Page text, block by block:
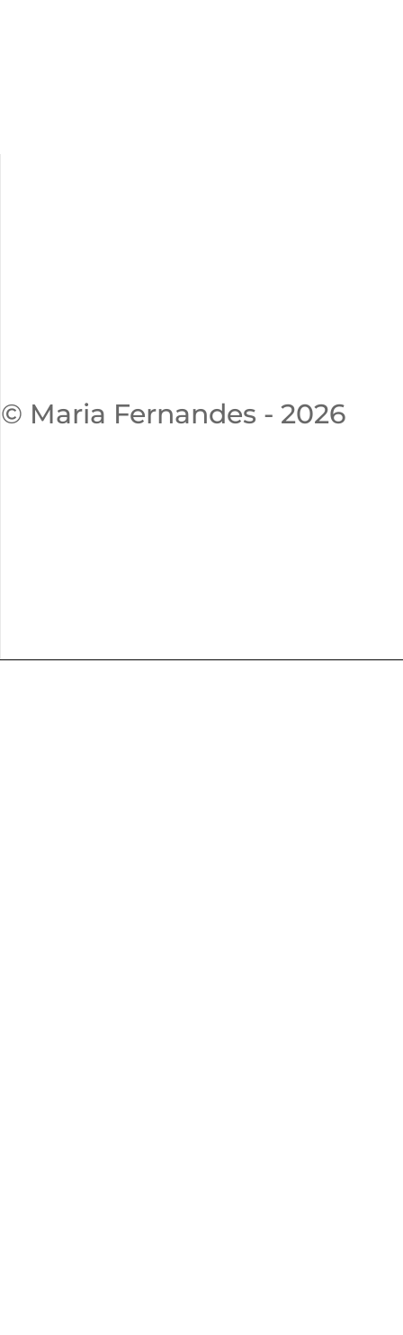
© Maria Fernandes - 2026